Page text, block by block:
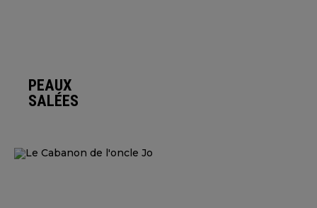
PEAUX
SALÉES